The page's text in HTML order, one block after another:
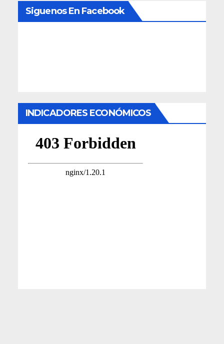
Siguenos En Facebook
INDICADORES ECONÓMICOS